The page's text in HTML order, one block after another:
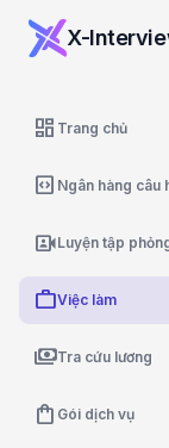
X-
dashboard Trang chủ
code_blocks Ngân hàng câu
video_camera_frontLuyện tập
workViệc làm
paymentsTra cứu lương
shopping_bag Gói dịch vụ